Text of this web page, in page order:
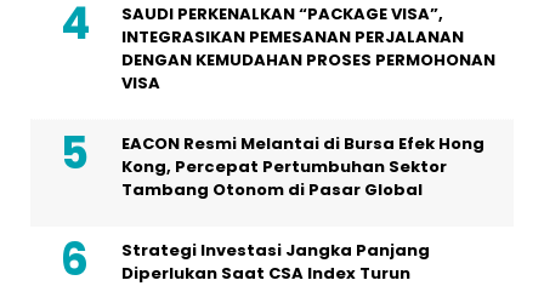
SAUDI PERKENALKAN “PACKAGE VISA”,
INTEGRASIKAN PEMESANAN PERJALANAN
DENGAN KEMUDAHAN PROSES PERMOHONAN
VISA
EACON Resmi Melantai di Bursa Efek Hong
Kong, Percepat Pertumbuhan Sektor
Tambang Otonom di Pasar Global
Strategi Investasi Jangka Panjang
Diperlukan Saat CSA Index Turun